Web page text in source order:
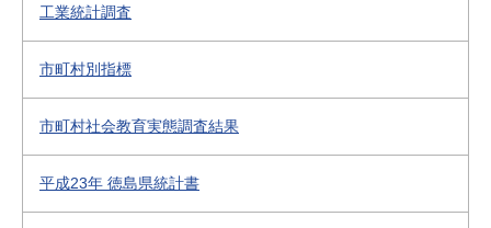
工業統計調査
市町村別指標
市町村社会教育実態調査結果
平成23年 徳島県統計書